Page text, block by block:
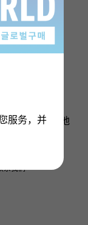
服务，并
亚猎豹 做 卡地
系我们